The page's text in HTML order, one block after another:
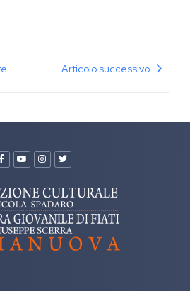
Articolo successivo